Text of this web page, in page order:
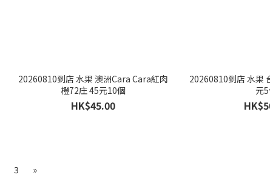
20260810到店 水果 澳洲Cara Cara紅肉
橙72庄 45元10個
HK$45.00
20260810到店 水果
元
3 »